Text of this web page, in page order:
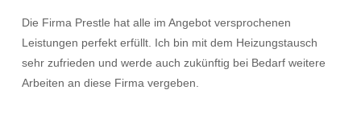
Die Firma Prestle hat alle im Angebot versprochenen
Leistungen perfekt erfüllt. Ich bin mit dem Heizungstausch
sehr zufrieden und werde auch zukünftig bei Bedarf weitere
Arbeiten an diese Firma vergeben.